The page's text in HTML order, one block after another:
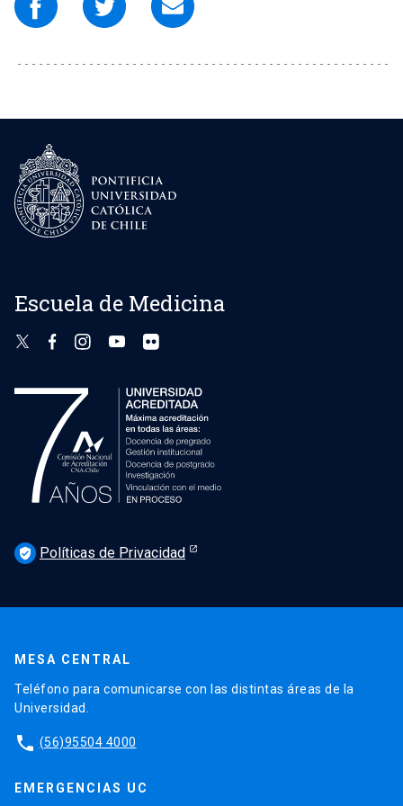
Escuela de Medicina
verified_user Políticas de Privacidad
MESA CENTRAL
Teléfono para comunicarse con las distintas áreas de la
Universidad.
phone (56)95504 4000
EMERGENCIAS UC